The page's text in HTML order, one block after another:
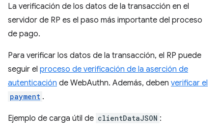
La verificación de los datos de la transacción en el
servidor de RP es el paso más importante del proceso
de pago.
Para verificar los datos de la transacción, el RP puede
seguir el proceso de verificación de la aserción de
autenticación de WebAuthn. Además, deben verificar el
payment .
Ejemplo de carga útil de clientDataJSON :